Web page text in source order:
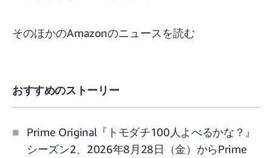
そのほかのAmazonのニュースを読む
おすすめのストーリー
Prime Original『トモダチ100人よべるかな？』
シーズン2、2026年8月28日（金）からPrime